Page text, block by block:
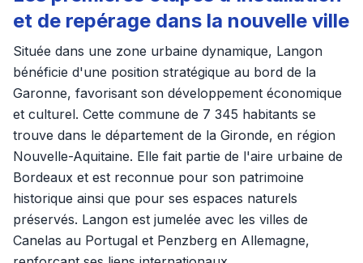
et de repérage dans la nouvelle ville
Située dans une zone urbaine dynamique, Langon
bénéficie d'une position stratégique au bord de la
Garonne, favorisant son développement économique
et culturel. Cette commune de 7 345 habitants se
trouve dans le département de la Gironde, en région
Nouvelle-Aquitaine. Elle fait partie de l'aire urbaine de
Bordeaux et est reconnue pour son patrimoine
historique ainsi que pour ses espaces naturels
préservés. Langon est jumelée avec les villes de
Canelas au Portugal et Penzberg en Allemagne,